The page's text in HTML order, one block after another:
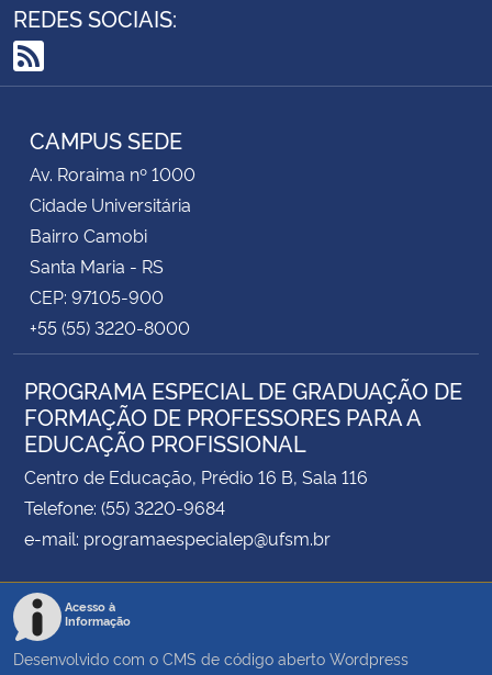
REDES SOCIAIS:
RSS
CAMPUS SEDE
Av. Roraima nº 1000
Cidade Universitária
Bairro Camobi
Santa Maria - RS
CEP: 97105-900
+55 (55) 3220-8000
PROGRAMA ESPECIAL DE GRADUAÇÃO DE
FORMAÇÃO DE PROFESSORES PARA A
EDUCAÇÃO PROFISSIONAL
Centro de Educação, Prédio 16 B, Sala 116
Telefone: (55) 3220-9684
e-mail: programaespecialep@ufsm.br
Acesso à
Informação
Desenvolvido com o CMS de código aberto Wordpress